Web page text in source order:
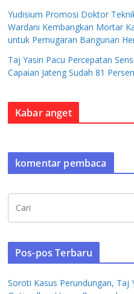
Yudisium Promosi Doktor
Wardani Kembangkan Mortar
untuk Pemugaran Bangunan
Taj Yasin Pacu Percepatan
Capaian Jateng Sudah 81 Persen
Kabar anget
komentar pembaca
Pos-pos Terbaru
Soroti Kasus Perundungan, Taj